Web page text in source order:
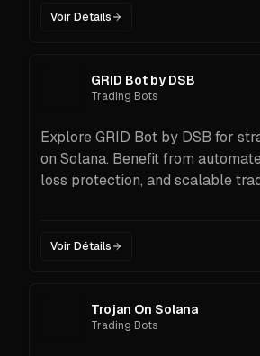
fonctionnalités et conseils.
Voir Détails
GRID Bot by DSB
Trading Bots
Explore GRID Bot by DSB for
on Solana. Benefit from
loss protection, and scalable
Voir Détails
Trojan On Solana
Trading Bots